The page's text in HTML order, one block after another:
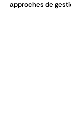
approches de